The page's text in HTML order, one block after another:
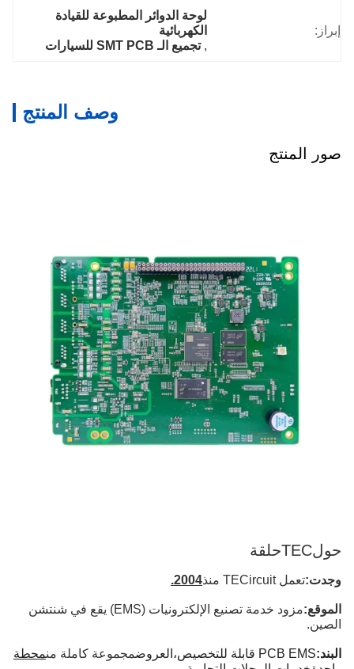
إبراز:
لوحة الدوائر المطبوعة للقيادة
الكهربائية
, تجميع الـ SMT PCB للسيارات
وصف المنتج
صور المنتج
حول TECحلقة
وجدت:تعمل TECircuit منذ 2004.
الموقع:
مزود خدمة تصنيع الإلكترونيات (EMS) يقع في شنتشن
الصين.
البند:PCB EMS قابلة للتخصيص، العروضمجموعة كاملة منمحطة